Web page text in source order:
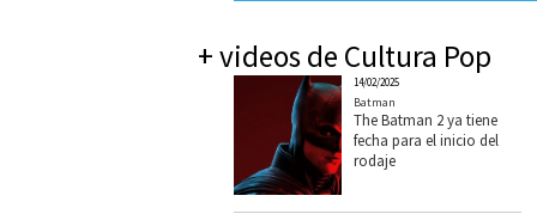
+ videos de Cultura Pop
14/02/2025
Batman
The Batman 2 ya tiene
fecha para el inicio del
rodaje